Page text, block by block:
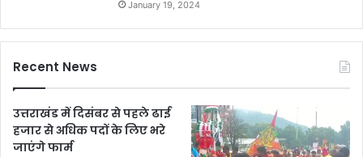
January 19, 2024
Recent News
उत्तराखंड में दिसंबर से पहले ढाई
हजार से अधिक पदों के लिए भरे
जाएंगे फार्म